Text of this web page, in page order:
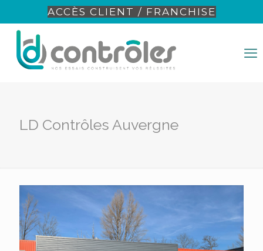
ACCÈS CLIENT / FRANCHISE
LD Contrôles Auvergne